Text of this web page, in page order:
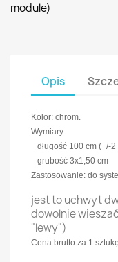
module)
Opis
Kolor: chrom.
Wymiary:
długość 100 cm (+/-2
grubość 3x1,50 cm
Zastosowanie: do
jest to uchwyt
dowolnie
"lewy")
Cena brutto za 1